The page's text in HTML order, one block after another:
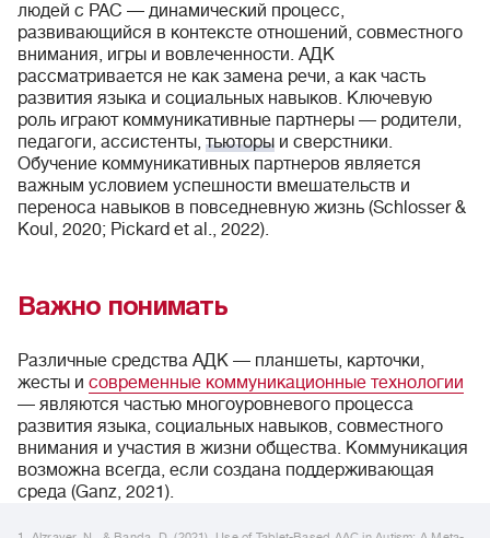
людей с РАС — динамический процесс,
развивающийся в контексте отношений, совместного
внимания, игры и вовлеченности. АДК
рассматривается не как замена речи, а как часть
развития языка и социальных навыков. Ключевую
роль играют коммуникативные партнеры — родители,
педагоги, ассистенты, тьюторы и сверстники.
Обучение коммуникативных партнеров является
важным условием успешности вмешательств и
переноса навыков в повседневную жизнь (Schlosser &
Koul, 2020; Pickard et al., 2022).
Важно понимать
Различные средства АДК — планшеты, карточки,
жесты и современные коммуникационные технологии
— являются частью многоуровневого процесса
развития языка, социальных навыков, совместного
внимания и участия в жизни общества. Коммуникация
возможна всегда, если создана поддерживающая
среда (Ganz, 2021).